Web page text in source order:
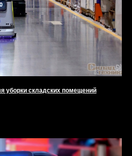
уборки складских помещений